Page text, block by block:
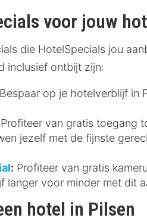
voor jouw
die HotelSpecials jou
inclusief ontbijt zijn:
Bespaar op je hotelverblijf in
Profiteer van gratis toegang
jezelf met de fijnste
: Profiteer van gratis
langer voor minder met dit
hotel in Pilsen